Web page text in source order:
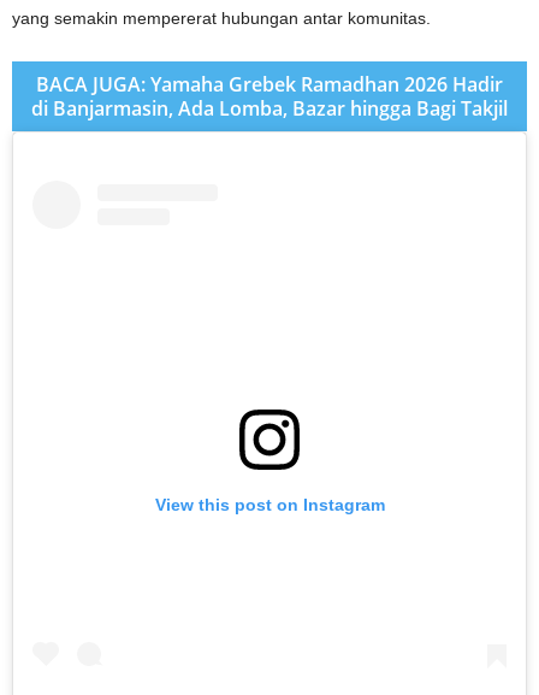
yang semakin mempererat hubungan antar komunitas.
BACA JUGA: Yamaha Grebek Ramadhan 2026 Hadir
di Banjarmasin, Ada Lomba, Bazar hingga Bagi Takjil
View this post on Instagram